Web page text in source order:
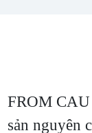
FROM CAU
sản nguyên